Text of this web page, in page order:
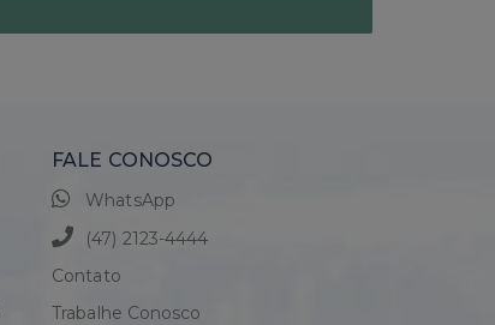
FALE CONOSCO
WhatsApp
(47) 2123-4444
Contato
Trabalhe Conosco